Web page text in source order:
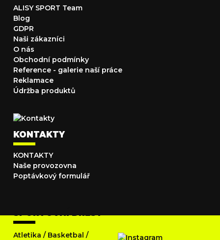
ALISY SPORT Team
Blog
GDPR
Naši zákazníci
O nás
Obchodní podmínky
Reference - galerie naší práce
Reklamace
Údržba produktů
KONTAKTY
KONTAKTY
Naše provozovna
Poptávkový formulář
SPORTOVNÍ DRESY
Atletika / Basketbal /